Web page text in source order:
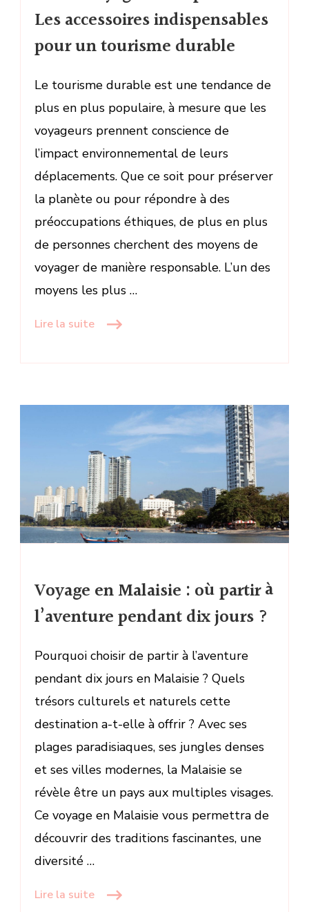
Les accessoires indispensables
pour un tourisme durable
Le tourisme durable est une tendance de
plus en plus populaire, à mesure que les
voyageurs prennent conscience de
l’impact environnemental de leurs
déplacements. Que ce soit pour préserver
la planète ou pour répondre à des
préoccupations éthiques, de plus en plus
de personnes cherchent des moyens de
voyager de manière responsable. L’un des
moyens les plus …
Lire la suite
Voyage en Malaisie : où partir à
l’aventure pendant dix jours ?
Pourquoi choisir de partir à l’aventure
pendant dix jours en Malaisie ? Quels
trésors culturels et naturels cette
destination a-t-elle à offrir ? Avec ses
plages paradisiaques, ses jungles denses
et ses villes modernes, la Malaisie se
révèle être un pays aux multiples visages.
Ce voyage en Malaisie vous permettra de
découvrir des traditions fascinantes, une
diversité …
Lire la suite